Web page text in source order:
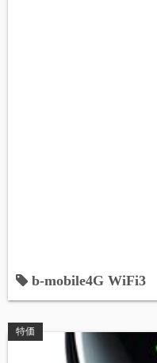
b-mobile4G WiFi3
特価